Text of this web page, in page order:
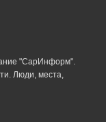
"СарИнформ".
Люди, места,